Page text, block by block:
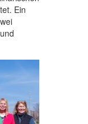
Ein